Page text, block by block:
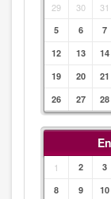
29 30 31
5
6 7
12
13 14
19
20 21
26
27 28
1 2 3
8
9 10